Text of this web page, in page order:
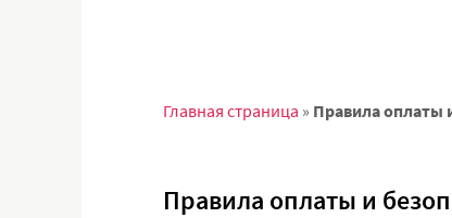
Главная страница » Правила оплаты
Правила оплаты и